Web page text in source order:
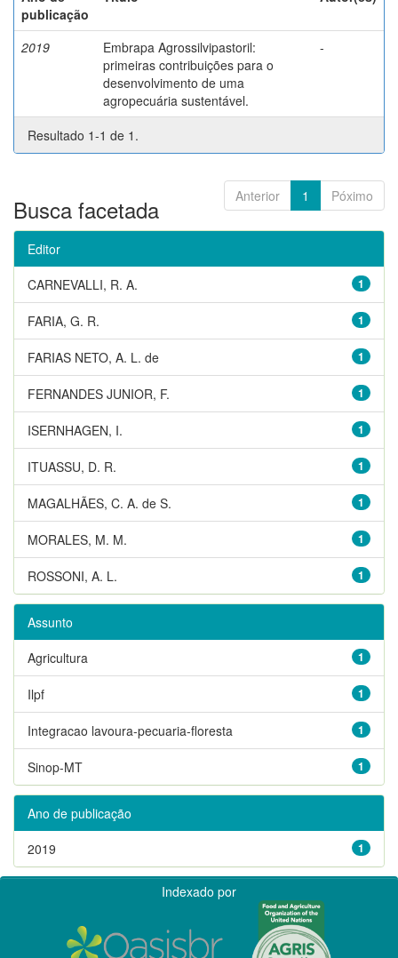
publicação
2019
Embrapa Agrossilvipastoril:
primeiras contribuições para o
desenvolvimento de uma
agropecuária sustentável.
-
Resultado 1-1 de 1.
Anterior 1 Póximo
Busca facetada
Editor
1
CARNEVALLI, R. A.
1
FARIA, G. R.
1
FARIAS NETO, A. L. de
1
FERNANDES JUNIOR, F.
1
ISERNHAGEN, I.
1
ITUASSU, D. R.
1
MAGALHÃES, C. A. de S.
1
MORALES, M. M.
1
ROSSONI, A. L.
Assunto
1
Agricultura
1
Ilpf
1
Integracao lavoura-pecuaria-floresta
1
Sinop-MT
Ano de publicação
1
2019
Indexado por